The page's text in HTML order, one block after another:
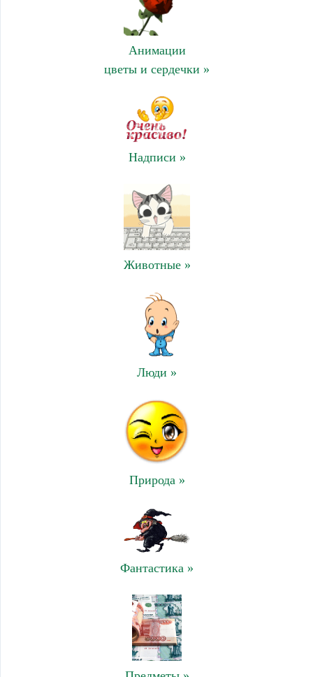
Анимации
цветы и сердечки »
Надписи »
Животные »
Люди »
Природа »
Фантастика »